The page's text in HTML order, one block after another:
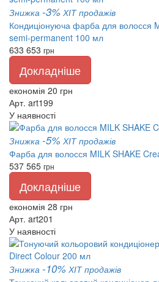
Знижка -3% ХІТ продажів
Кондиціонуюча фарба для волосся
semi-permanent 100 мл
633 653 грн
Докладніше
економія 20 грн
Арт. art199
У наявності
Знижка -5% ХІТ продажів
Фарба для волосся MILK SHAKE
537 565 грн
Докладніше
економія 28 грн
Арт. art201
У наявності
Знижка -10% ХІТ продажів